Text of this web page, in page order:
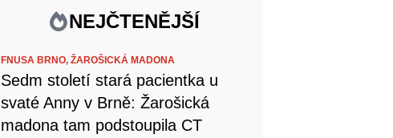
NEJČTENĚJŠÍ
FNUSA BRNO,ŽAROŠICKÁ MADONA
Sedm století stará pacientka u
svaté Anny v Brně: Žarošická
madona tam podstoupila CT